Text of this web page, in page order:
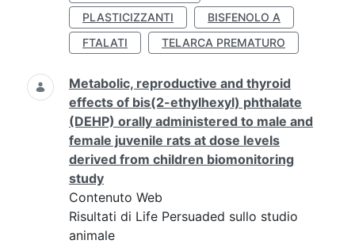
PLASTICIZZANTI
BISFENOLO A
FTALATI
TELARCA PREMATURO
Metabolic, reproductive and thyroid
effects of bis(2-ethylhexyl) phthalate
(DEHP) orally administered to male and
female juvenile rats at dose levels
derived from children biomonitoring
study
Contenuto Web
Risultati di Life Persuaded sullo studio
animale